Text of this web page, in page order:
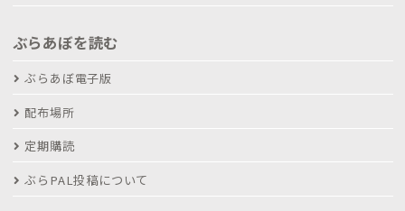
ぶらあぼを読む
ぶらあぼ電子版
配布場所
定期購読
ぶらPAL投稿について